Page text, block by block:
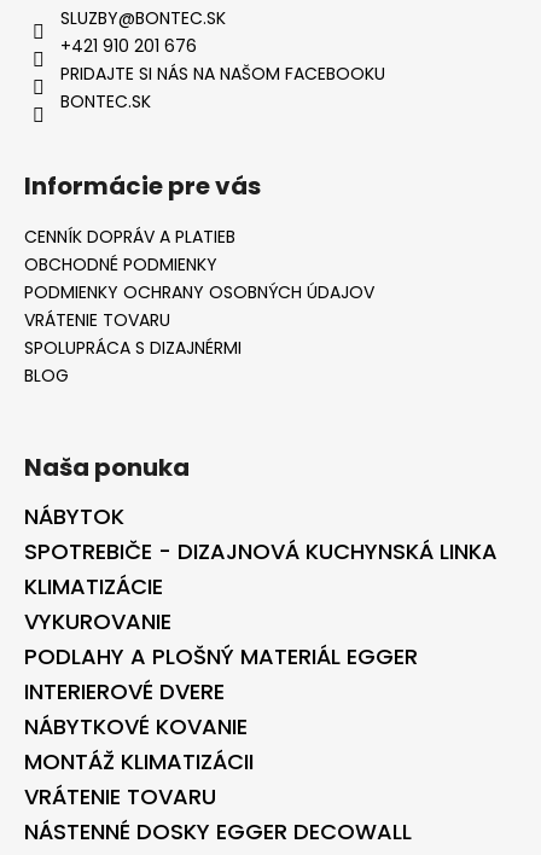
SLUZBY@BONTEC.SK
+421 910 201 676
PRIDAJTE SI NÁS NA NAŠOM FACEBOOKU
BONTEC.SK
Informácie pre vás
CENNÍK DOPRÁV A PLATIEB
OBCHODNÉ PODMIENKY
PODMIENKY OCHRANY OSOBNÝCH ÚDAJOV
VRÁTENIE TOVARU
SPOLUPRÁCA S DIZAJNÉRMI
BLOG
Naša ponuka
NÁBYTOK
SPOTREBIČE - DIZAJNOVÁ KUCHYNSKÁ LINKA
KLIMATIZÁCIE
VYKUROVANIE
PODLAHY A PLOŠNÝ MATERIÁL EGGER
INTERIEROVÉ DVERE
NÁBYTKOVÉ KOVANIE
MONTÁŽ KLIMATIZÁCII
VRÁTENIE TOVARU
NÁSTENNÉ DOSKY EGGER DECOWALL